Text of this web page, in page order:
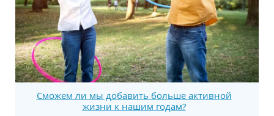
Сможем ли мы добавить больше активной
жизни к нашим годам?